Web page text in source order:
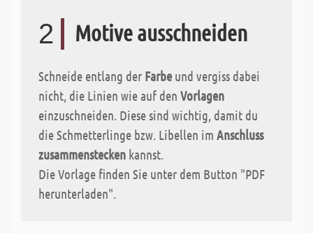
2 Motive ausschneiden
Schneide entlang der Farbe und vergiss dabei
nicht, die Linien wie auf den Vorlagen
einzuschneiden. Diese sind wichtig, damit du
die Schmetterlinge bzw. Libellen im Anschluss
zusammenstecken kannst.
Die Vorlage finden Sie unter dem Button "PDF
herunterladen".